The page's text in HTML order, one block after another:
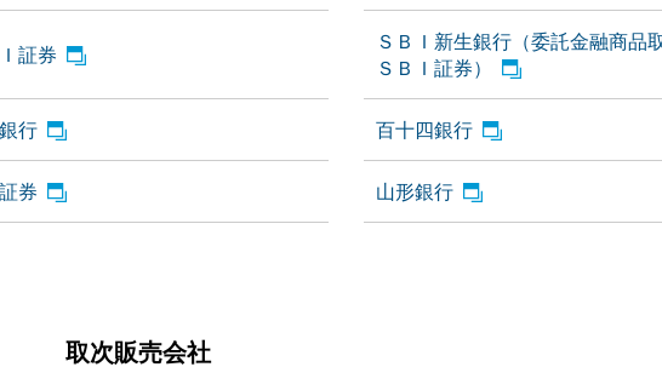
証券
ＳＢＩ新生銀行（委託金融商品
ＳＢＩ証券）
行 百十四銀行
券 山形銀行
取次販売会社